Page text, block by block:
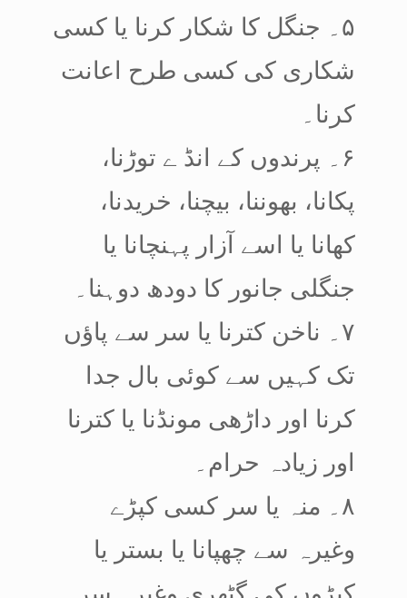
۵۔ جنگل کا شکار کرنا یا کسی
شکاری کی کسی طرح اعانت
کرنا۔
۶۔ پرندوں کے انڈ ے توڑنا،
پکانا، بھوننا، بیچنا، خریدنا،
کھانا یا اسے آزار پہنچانا یا
جنگلی جانور کا دودھ دوہنا۔
۷۔ ناخن کترنا یا سر سے پاؤں
تک کہیں سے کوئی بال جدا
کرنا اور داڑھی مونڈنا یا کترنا
اور زیادہ حرام۔
۸۔ منہ یا سر کسی کپڑے
وغیرہ سے چھپانا یا بستر یا